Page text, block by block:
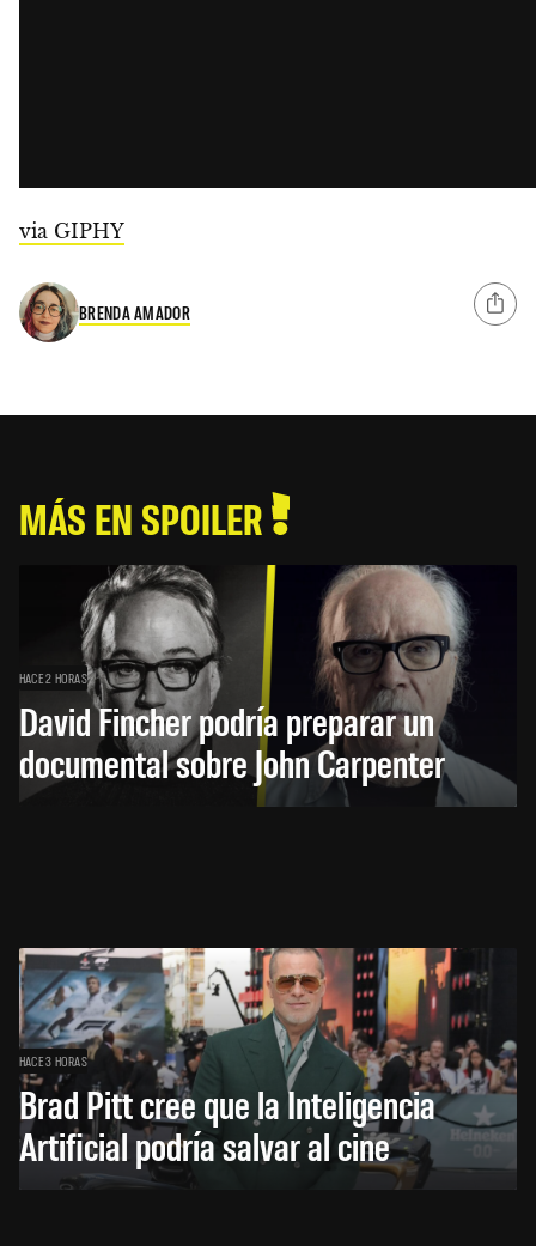
via GIPHY
BRENDA AMADOR
MÁS EN SPOILER
HACE 2 HORAS
David Fincher podría preparar un
documental sobre John Carpenter
HACE 3 HORAS
Brad Pitt cree que la Inteligencia
Artificial podría salvar al cine